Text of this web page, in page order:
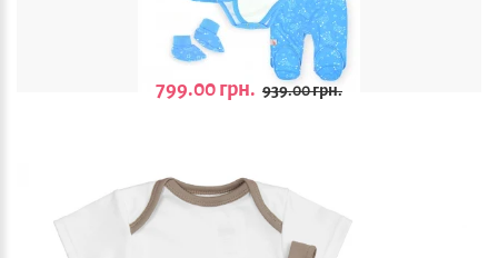
799.00 грн. 939.00 грн.